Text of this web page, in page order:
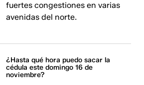
fuertes congestiones en varias
avenidas del norte.
¿Hasta qué hora puedo sacar la
cédula este domingo 16 de
noviembre?